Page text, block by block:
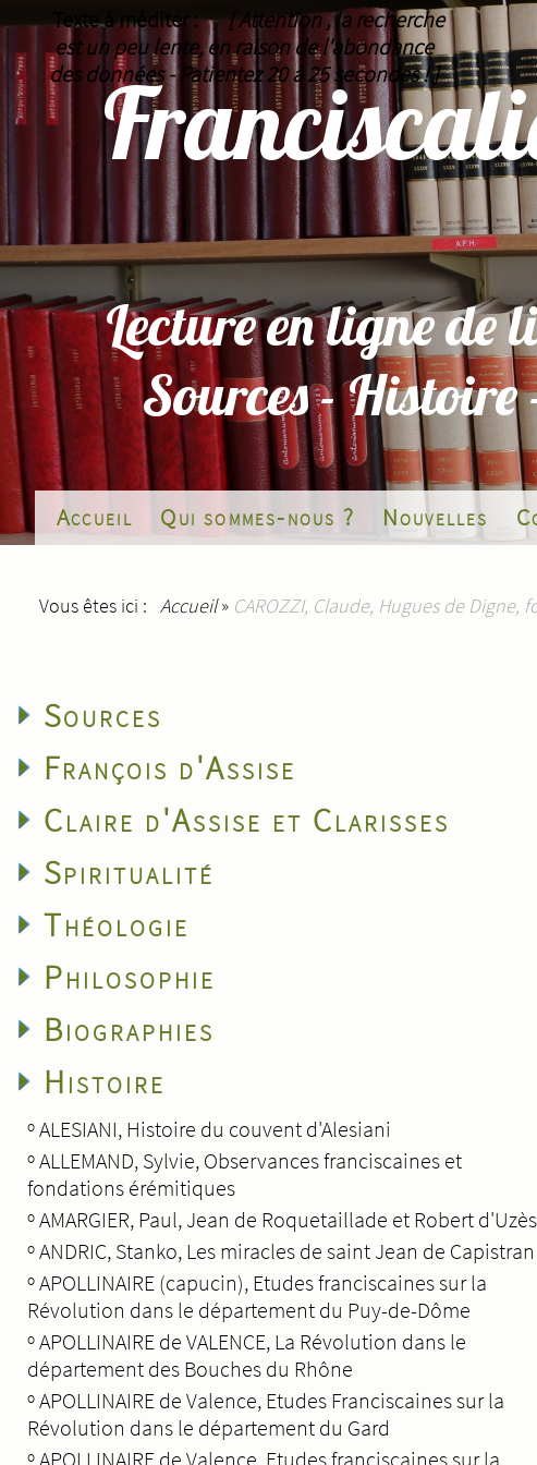
Texte à méditer :
[ Attention , la recherche
est un peu lente, en raison de l'abondance
des données - Patientez 20 à 25 secondes ! ]
Accueil Qui sommes-nous ? Nouvelles
Vous êtes ici : Accueil» CAROZZI, Claude, Hugues de Digne,
Sources
François d'Assise
Claire d'Assise et Clarisses
Spiritualité
Théologie
Philosophie
Biographies
Histoire
ºALESIANI, Histoire du couvent d'Alesiani
ºALLEMAND, Sylvie, Observances franciscaines et
fondations érémitiques
ºAMARGIER, Paul, Jean de Roquetaillade et Robert d'Uzès
ºANDRIC, Stanko, Les miracles de saint Jean de Capistran
ºAPOLLINAIRE (capucin), Etudes franciscaines sur la
Révolution dans le département du Puy-de-Dôme
ºAPOLLINAIRE de VALENCE, La Révolution dans le
département des Bouches du Rhône
ºAPOLLINAIRE de Valence, Etudes Franciscaines sur la
Révolution dans le département du Gard
ºAPOLLINAIRE de Valence, Etudes franciscaines sur la